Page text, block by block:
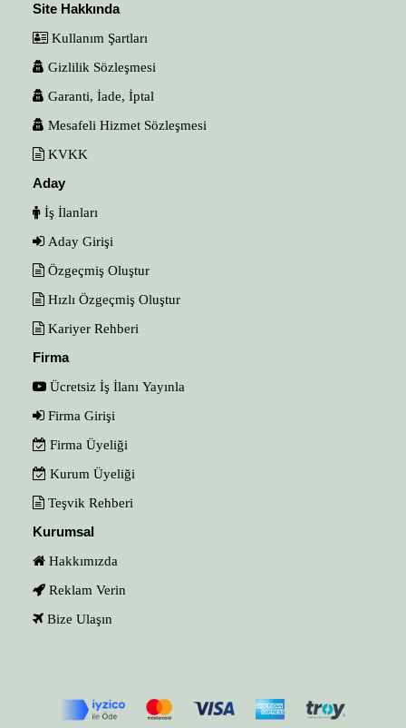
Site Hakkında
Kullanım Şartları
Gizlilik Sözleşmesi
Garanti, İade, İptal
Mesafeli Hizmet Sözleşmesi
KVKK
Aday
İş İlanları
Aday Girişi
Özgeçmiş Oluştur
Hızlı Özgeçmiş Oluştur
Kariyer Rehberi
Firma
Ücretsiz İş İlanı Yayınla
Firma Girişi
Firma Üyeliği
Kurum Üyeliği
Teşvik Rehberi
Kurumsal
Hakkımızda
Reklam Verin
Bize Ulaşın